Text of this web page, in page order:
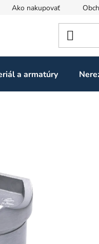
Ako nakupovať
a armatúry